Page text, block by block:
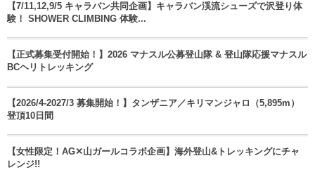
【7/11,12,9/5 キャラバン共同企画】キャラバン渓流シューズで沢登り体
験！ SHOWER CLIMBING 体験...
【正式募集受付開始！】2026 マナスル公募登山隊 & 登山隊応援マナスル
BCヘリトレッキング
【2026/4-2027/3 募集開始！】タンザニア／キリマンジャロ（5,895m）
登頂10日間
【女性限定！AG✕山ガールコラボ企画】海外登山&トレッキングにチャ
レンジ!!